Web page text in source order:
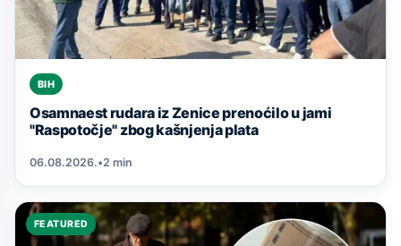
BIH
Osamnaest rudara iz Zenice prenoćilo u jami
"Raspotočje" zbog kašnjenja plata
06.08.2026.•2 min
FEATURED